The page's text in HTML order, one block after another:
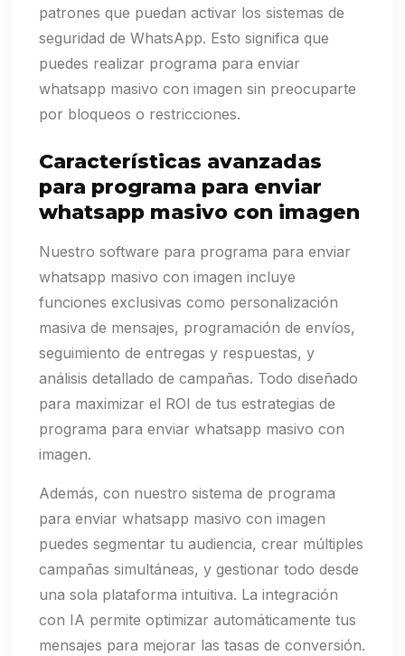
patrones que puedan activar los sistemas de
seguridad de WhatsApp. Esto significa que
puedes realizar programa para enviar
whatsapp masivo con imagen sin preocuparte
por bloqueos o restricciones.
Características avanzadas
para programa para enviar
whatsapp masivo con imagen
Nuestro software para programa para enviar
whatsapp masivo con imagen incluye
funciones exclusivas como personalización
masiva de mensajes, programación de envíos,
seguimiento de entregas y respuestas, y
análisis detallado de campañas. Todo diseñado
para maximizar el ROI de tus estrategias de
programa para enviar whatsapp masivo con
imagen.
Además, con nuestro sistema de programa
para enviar whatsapp masivo con imagen
puedes segmentar tu audiencia, crear múltiples
campañas simultáneas, y gestionar todo desde
una sola plataforma intuitiva. La integración
con IA permite optimizar automáticamente tus
mensajes para mejorar las tasas de conversión.